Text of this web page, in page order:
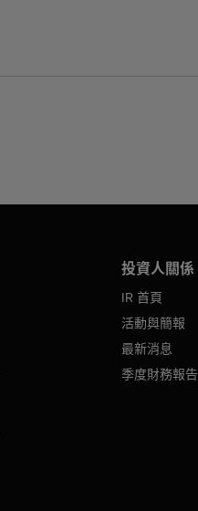
投資人關係
IR 首頁
活動與簡報
最新消息
季度財務報告